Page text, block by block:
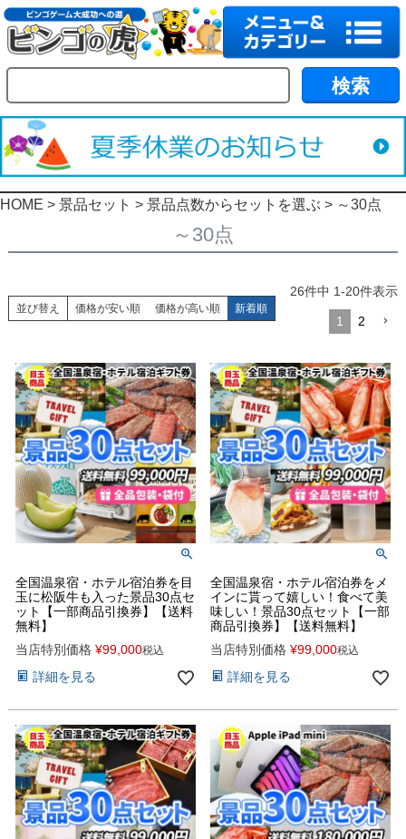
HOME 景品セット 景品点数からセットを選ぶ ～30点
～30点
並び替え 価格が安い順 価格が高い順 新着順
26件中 1-20件表示
1 2
全国温泉宿・ホテル宿泊券を目
玉に松阪牛も入った景品30点セ
ット【一部商品引換券】【送料
無料】
当店特別価格 ¥99,000税込
詳細を見る
全国温泉宿・ホテル宿泊券をメ
インに貰って嬉しい！食べて美
味しい！景品30点セット【一部
商品引換券】【送料無料】
当店特別価格 ¥99,000税込
詳細を見る